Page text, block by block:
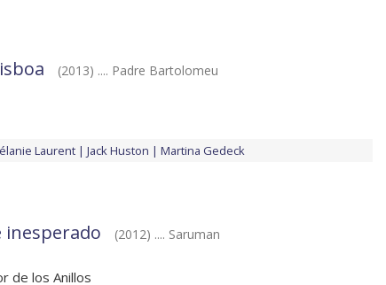
(2013) .... Padre Bartolomeu
Laurent Jack Huston Martina Gedeck
inesperado
(2012) .... Saruman
de los Anillos